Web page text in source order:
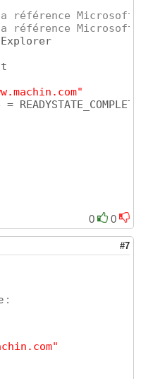
Microsoft
référence Microsoft
0
0
#7
: